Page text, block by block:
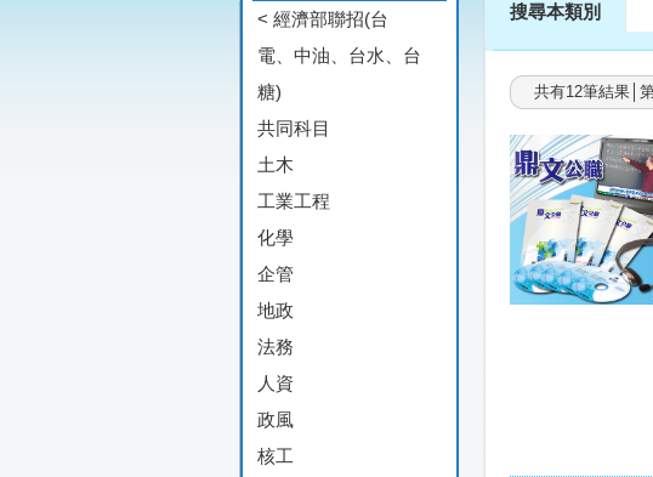
< 經濟部聯招(台
電、中油、台水、台
糖)
共同科目
土木
工業工程
化學
企管
地政
法務
人資
政風
核工
搜尋本類別
共有12筆結果│